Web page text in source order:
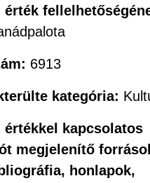
érték
6913
kategória:
értékkel kapcsolatos
megjelenítő
honlapok,